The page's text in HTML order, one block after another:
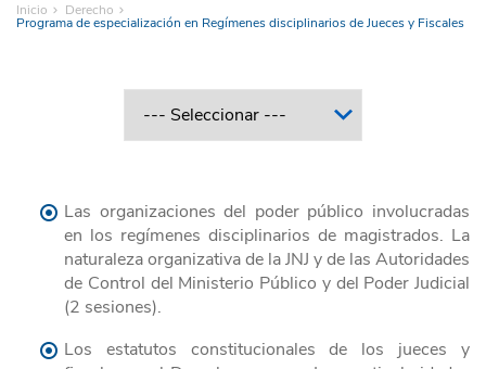
Inicio Derecho
Programa de especialización en Regímenes disciplinarios de Jueces y Fiscales
Las organizaciones del poder público involucradas
en los regímenes disciplinarios de magistrados. La
naturaleza organizativa de la JNJ y de las Autoridades
de Control del Ministerio Público y del Poder Judicial
(2 sesiones).
Los estatutos constitucionales de los jueces y